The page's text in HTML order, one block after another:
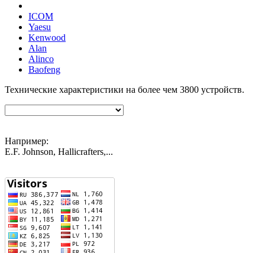
ICOM
Yaesu
Kenwood
Alan
Alinco
Baofeng
Технические характеристики на более чем 3800 устройств.
Например:
E.F. Johnson, Hallicrafters,...